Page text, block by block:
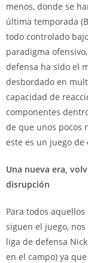
menos, donde se
última temporada
todo controlado
paradigma
defensa ha sido el
desbordado en
capacidad de
componentes
de que unos pocos
este es un juego de
Una nueva era,
disrupción
Para todos
siguen el juego,
liga de defensa
en el campo) ya